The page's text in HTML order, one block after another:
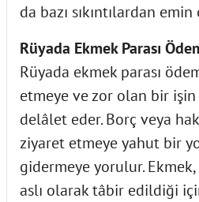
da bazı sıkıntılardan
Rüyada Ekmek Parası
Rüyada ekmek parası
etmeye ve zor olan bir işin
delâlet eder. Borç veya
ziyaret etmeye yahut bir
gidermeye yorulur. Ekmek,
aslı olarak tâbir edildiği